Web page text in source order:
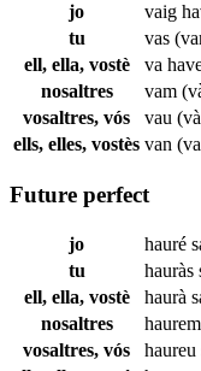
jo vaig
tu
vas
ell, ella, vostè
va
nosaltres
vam
vosaltres, vós
vau
ells, elles, vostès van
Future perfect
jo hauré
tu
hauràs
ell, ella, vostè
haurà
nosaltres
haurem
vosaltres, vós
haureu